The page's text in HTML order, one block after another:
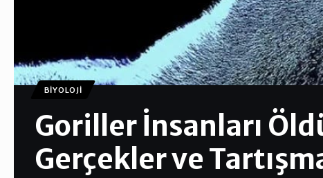
BIYOLOJI
Goriller İnsanları
Gerçekler ve